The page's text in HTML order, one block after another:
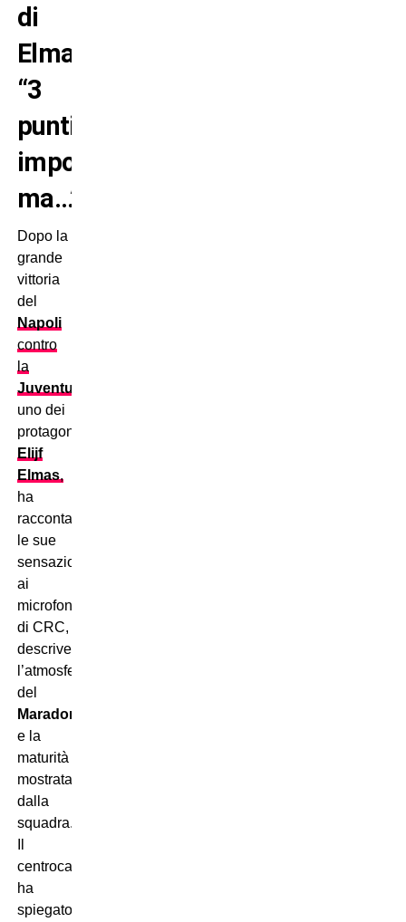
di
Elmas:
“3
punti
importantissimi,
ma…”
Dopo la
grande
vittoria
del
Napoli
contro
la
Juventus
uno dei
protagonisti,
Elijf
Elmas,
ha
raccontato
le sue
sensazioni
ai
microfoni
di CRC,
descrivendo
l’atmosfera
del
Maradona
e la
maturità
mostrata
dalla
squadra.
centrocampista
ha
spiegato